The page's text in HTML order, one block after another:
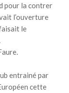
pour la contrer
l’ouverture
le
entrainé par
cette